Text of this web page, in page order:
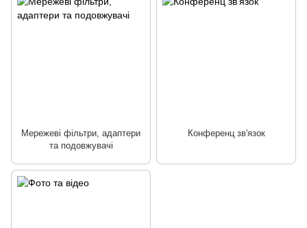
Мережеві фільтри, адаптери
та подовжувачі
Конференц зв'язок